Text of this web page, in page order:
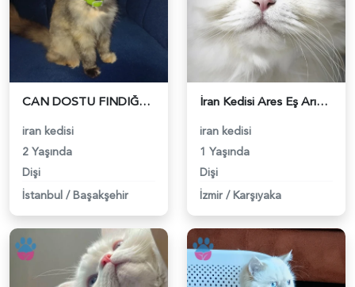
CAN DOSTU FINDIĞA YUVA ARIYORUZ - 118984660
iran kedisi
2 Yaşında
Dişi
İstanbul / Başakşehir
İran Kedisi Ares Eş Arıyor - 118984647
iran kedisi
1 Yaşında
Dişi
İzmir / Karşıyaka